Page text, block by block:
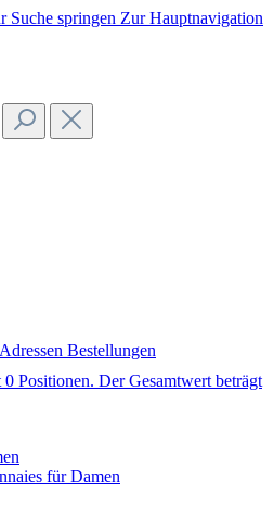
Suche springen Zur Hauptnavigation
Adressen Bestellungen
Positionen. Der Gesamtwert beträgt
für Damen